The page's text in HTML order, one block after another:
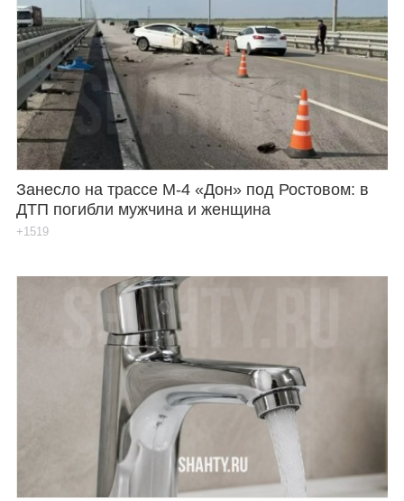
Занесло на трассе М-4 «Дон» под Ростовом: в
ДТП погибли мужчина и женщина
+1519